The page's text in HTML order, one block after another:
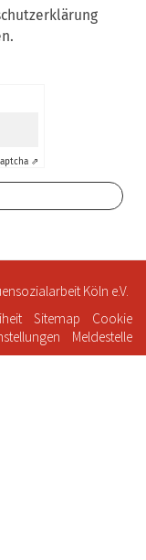
⇗
Köln e.V.
Sitemap
Cookie
Meldestelle